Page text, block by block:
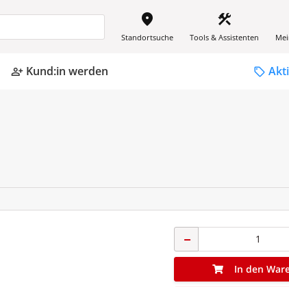
place
Standortsuche
construction
Tools & Assistenten
person_add_alt Kund:in werden sell
In den